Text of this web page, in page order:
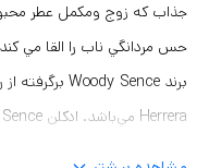
جذاب كه زوج ومكمل عطر